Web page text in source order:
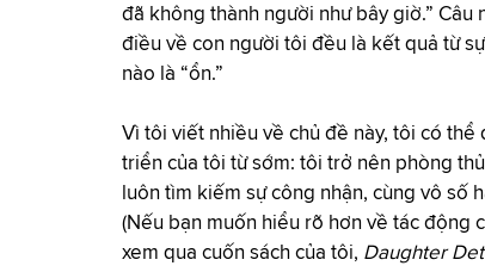
đã không thành người như bây giờ.”
điều về con người tôi đều là kết quả từ
nào là “ổn.”
Vì tôi viết nhiều về chủ đề này, tôi có
triển của tôi từ sớm: tôi trở nên phòng
luôn tìm kiếm sự công nhận, cùng vô số
(Nếu bạn muốn hiểu rõ hơn về tác động
xem qua cuốn sách của tôi, Daughter